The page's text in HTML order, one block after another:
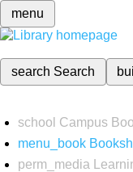
menu
search Search
school Campus
menu_book
perm_media